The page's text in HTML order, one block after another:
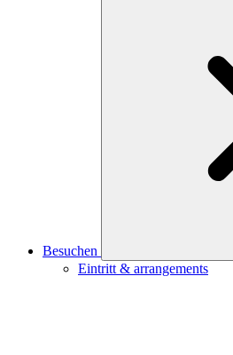
Besuchen
Eintritt & arrangements